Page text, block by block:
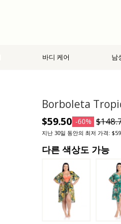
바디 케어 남
Borboleta
$59.50 -60%
지난 30일 동안의 최저 가격:
다른 색상도 가능